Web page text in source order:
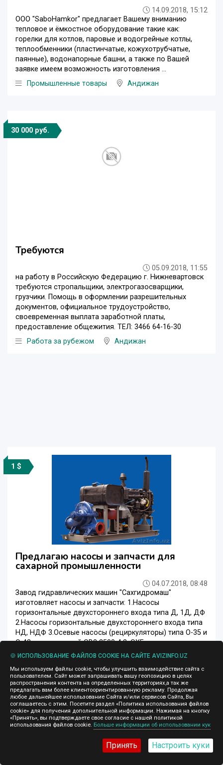
14.09.2018, 15:12
ООО "SaboHamkor" предлагает Вашему вниманию
тепловое и ёмкостное оборудование такие как:
горелки для котлов, паровые и водогрейные котлы,
теплообменники (пластинчатые, кожухотрубчатые,
паянные), водонапорные башни, а также по Вашей
заявке имеем возможность изготовления ...
Промышленные товары
Андижан
30 000 руб.
Требуются
05.09.2018, 11:55
на работу в Российскую Федерацию г. Нижневартовск
требуются стропальщики, электрогазосварщики,
грузчики. Помощь в оформлении разрешительных
документов, официальное трудоустройство,
своевременная выплата заработной платы,
предоставление общежития. ТЕЛ: 3466 64-16-30
Работа за рубежом
Андижан
1 $
Предлагаю насосы и запчасти для
сахарной промышленности
04.07.2018, 08:48
Завод гидравлических машин "Сахгидромаш"
изготовляет насосы и запчасти: 1.Насосы
горизонтальные двухстороннего входа типа Д, 1Д, ДФ
2.Насосы горизонтальные двухстороннего входа типа
НД, НДФ 3.Осевые насосы (рециркуляторы) типа О-35 и
О-42, вертикальный ОВ2 2500-4.2, ОХГ под ...
Инженерное оборудование
Андижан
17 000 $
🍪 ИСПОЛЬЗОВАНИЕ ФАЙЛОВ COOKIE НА САЙТЕ AVIZINFO.UZ
Мы используем файлы cookie, чтобы улучшить взаимодействие сайта с
пользователем. Сайт может запрашивать вашу геопозицию в целях
распространения контента на определенных территориях,а так же
предлагать вам более клиентоориентированную рекламу. Продолжая
любое дальнейшее использование Сайта и/или сервисов Сайта, Вы
соглашаетесь с этим. Посетите раздел «Политика использования файлов
cookie» для получения дополнительной информации. Нажимая на кнопку
«Принять», вы подтверждаете свое согласие с нашей политикой
использования файлов cookie. Больше информации об использовании кук
Принять Настроить куки